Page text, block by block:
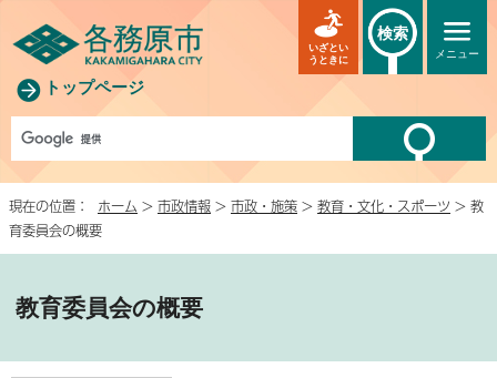
トップページ
メニュー
いざとい
うときに
検索
現在の位置： ホーム > 市政情報 > 市政・施策 > 教育・文化・スポーツ > 教
育委員会の概要
教育委員会の概要